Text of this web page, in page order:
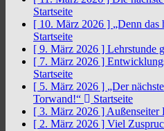
Startseite
[ 10. März 2026 ] „Denn das
Startseite
[ 9. März 2026 ] Lehrstunde
[ 7. März 2026 ]
Startseite
[ 5. März 2026 ] „Der
Torwand!“
Startseite
[ 3. März 2026 ] Außenseiter
[ 2. März 2026 ] Viel